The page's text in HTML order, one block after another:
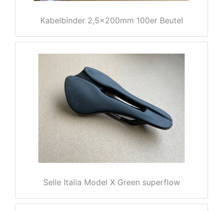
Kabelbinder 2,5x200mm 100er Beutel
Selle Italia Model X Green superflow